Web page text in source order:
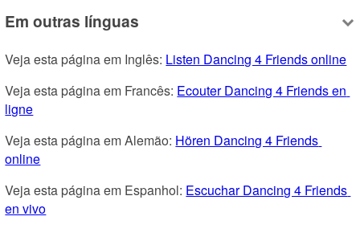
Em outras línguas
Veja esta página em Inglês: Listen Dancing 4 Friends online
Veja esta página em Francês: Ecouter Dancing 4 Friends en
ligne
Veja esta página em Alemão: Hören Dancing 4 Friends
online
Veja esta página em Espanhol: Escuchar Dancing 4 Friends
en vivo